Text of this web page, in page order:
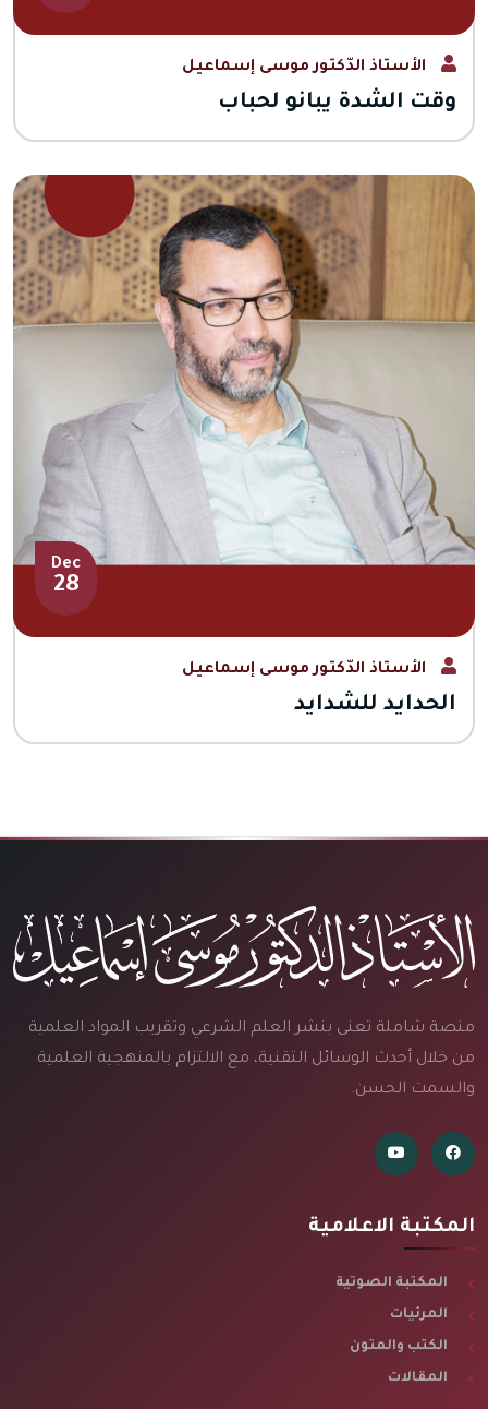
الأستاذ الدّكتور موسى إسماعيل
وقت الشدة يبانو لحباب
Dec
28
الأستاذ الدّكتور موسى إسماعيل
الحدايد للشدايد
منصة شاملة تعنى بنشر العلم الشرعي وتقريب المواد العلمية
من خلال أحدث الوسائل التقنية، مع الالتزام بالمنهجية العلمية
والسمت الحسن.
المكتبة الاعلامية
المكتبة الصوتية
المرئيات
الكتب والمتون
المقالات